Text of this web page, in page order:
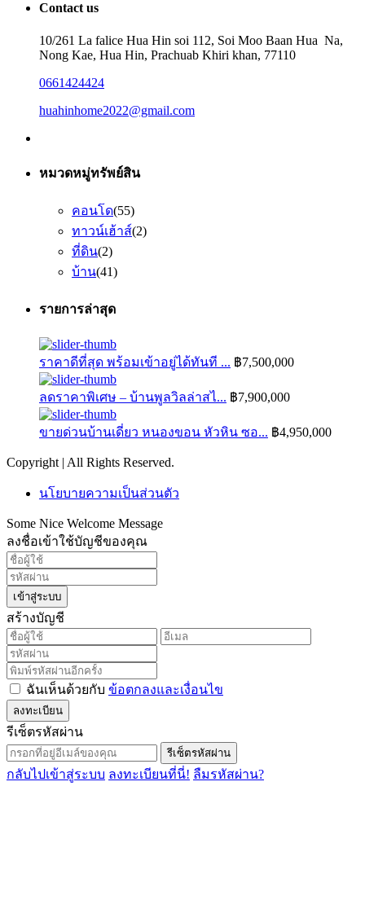
Contact us
10/261 La falice Hua Hin soi 112, Soi Moo Baan Hua Na,
Nong Kae, Hua Hin, Prachuab Khiri khan, 77110
0661424424
huahinhome2022@gmail.com
หมวดหมู่ทรัพย์สิน
คอนโด(55)
ทาวน์เฮ้าส์(2)
ที่ดิน(2)
บ้าน(41)
รายการล่าสุด
ราคาดีที่สุด พร้อมเข้าอยู่ได้ทันที ... ฿7,500,000
ลดราคาพิเศษ – บ้านพูลวิลล่าสไ... ฿7,900,000
ขายด่วนบ้านเดี่ยว หนองขอน หัวหิน ซอ... ฿4,950,000
Copyright | All Rights Reserved.
นโยบายความเป็นส่วนตัว
Some Nice Welcome Message
ลงชื่อเข้าใช้บัญชีของคุณ
เข้าสู่ระบบ
สร้างบัญชี
ฉันเห็นด้วยกับ ข้อตกลงและเงื่อนไข
ลงทะเบียน
รีเซ็ตรหัสผ่าน
รีเซ็ตรหัสผ่าน
กลับไปเข้าสู่ระบบ ลงทะเบียนที่นี่! ลืมรหัสผ่าน?